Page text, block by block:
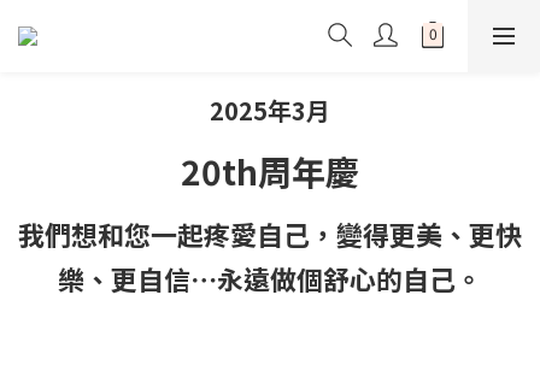
2025年3月
20th周年慶
我們想和您一起疼愛自己，變得更美、更快
樂、更自信⋯永遠做個舒心的自己。